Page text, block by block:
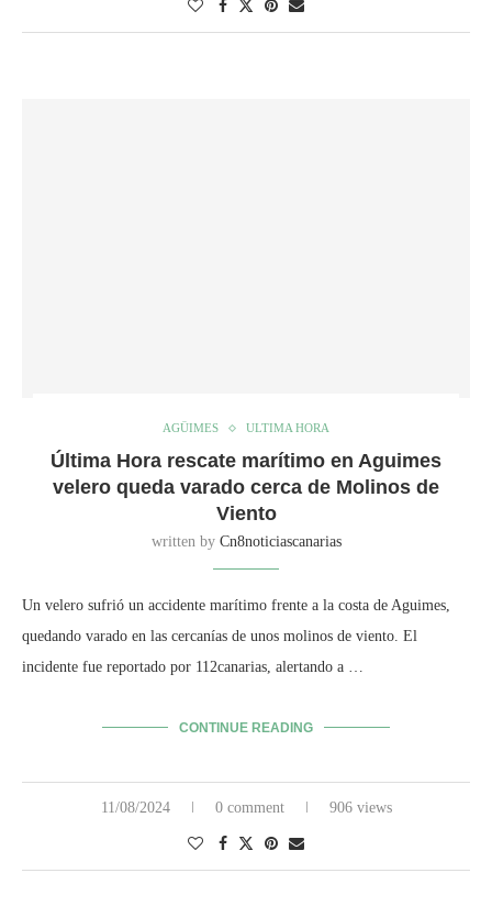
AGÜIMES ULTIMA HORA
Última Hora rescate marítimo en Aguimes
velero queda varado cerca de Molinos de
Viento
written by Cn8noticiascanarias
Un velero sufrió un accidente marítimo frente a la costa de Aguimes,
quedando varado en las cercanías de unos molinos de viento. El
incidente fue reportado por 112canarias, alertando a …
CONTINUE READING
11/08/2024 0 comment 906 views